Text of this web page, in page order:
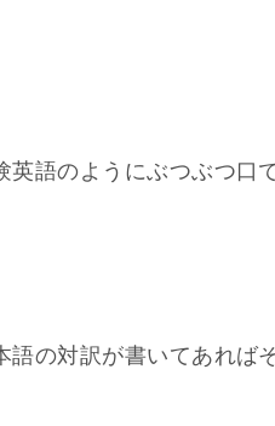
英語のようにぶつぶつ口
語の対訳が書いてあれば